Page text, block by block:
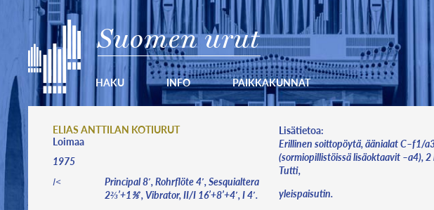
Suomen urut
HAKU INFO PAIKKAKUNNAT
ELIAS ANTTILAN KOTIURUT
Loimaa
1975
I<
Principal 8′, Rohrflöte 4′, Sesquialtera
2⅔’+1⅗′, Vibrator, II/I 16’+8’+4′, I 4′.
Lisätietoa:
Erillinen soittopöytä, äänialat C–f1/
(sormiopillistöissä lisäoktaavit –a4),
Tutti,
yleispaisutin.